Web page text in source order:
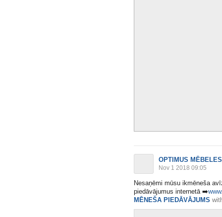
OPTIMUS MĒBELES
Nov 1 2018 09:05
Nesaņēmi mūsu ikmēneša
piedāvājumus internetā ➡️
MĒNEŠA PIEDĀVĀJUMS